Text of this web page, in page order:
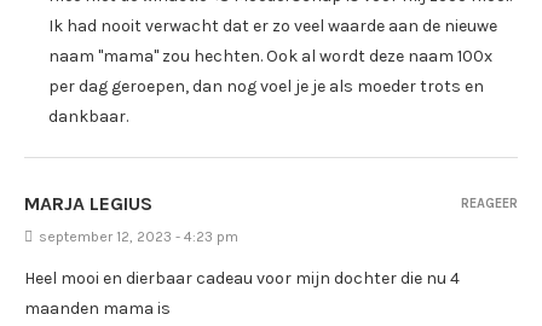
Ik had nooit verwacht dat er zo veel waarde aan de nieuwe
naam "mama" zou hechten. Ook al wordt deze naam 100x
per dag geroepen, dan nog voel je je als moeder trots en
dankbaar.
MARJA LEGIUS
september 12, 2023 - 4:23 pm
Heel mooi en dierbaar cadeau voor mijn dochter die nu 4
maanden mama is
REAGEER